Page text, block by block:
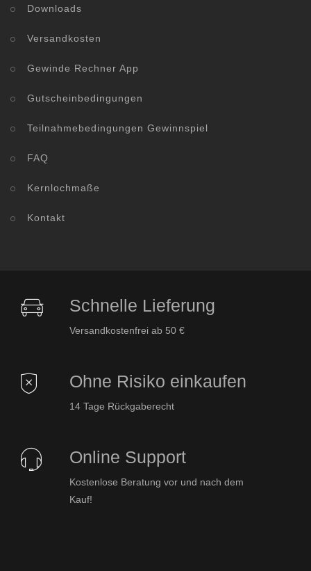
Downloads
Versandkosten
Gewinde Rechner App
Gutscheinbedingungen
Teilnahmebedingungen Gewinnspiel
FAQ
Kernlochmaße
Kontakt
Schnelle Lieferung
Versandkostenfrei ab 50 €
Ohne Risiko einkaufen
14 Tage Rückgaberecht
Online Support
Kostenlose Beratung vor und nach dem
Kauf!